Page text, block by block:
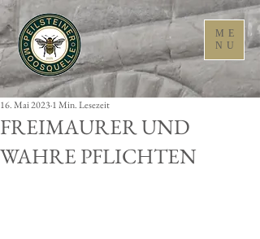
ME
NU
FREIMAURER UND
WAHRE PFLICHTEN
16. Mai 20231 Min. Lesezeit